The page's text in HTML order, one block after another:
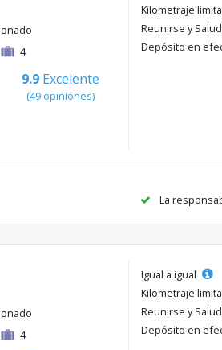
4
9.9 Excelente
(49 opiniones)
Kilometraje
Reunirse y
Depósito en
La
4
Igual a igual
Kilometraje
Reunirse y
Depósito en